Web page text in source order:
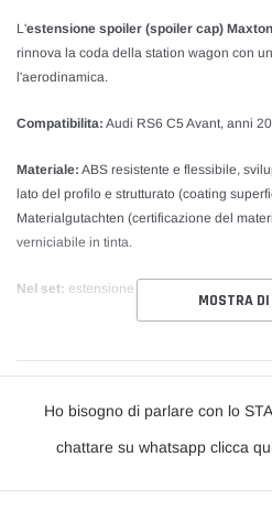
L'estensione spoiler (spoiler cap)
rinnova la coda della station wagon con
l'aerodinamica.
Compatibilita: Audi RS6 C5 Avant, anni
Materiale: ABS resistente e flessibile,
lato del profilo e strutturato (coating
Materialgutachten (certificazione del
verniciabile in tinta.
Nel set: estensione spoiler con biadesivo
di installazione che, a seconda del
biadesivo 3M. Consigliamo il montaggio
MOSTRA
Ho bisogno di parlare con lo
chattare su whatsapp clicca